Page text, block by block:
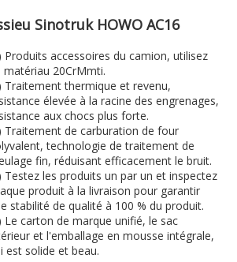
Sinotruk HOWO AC16
Produits accessoires du camion, utilisez
matériau 20CrMmti.
Traitement thermique et revenu,
élevée à la racine des engrenages,
aux chocs plus forte.
Traitement de carburation de four
technologie de traitement de
fin, réduisant efficacement le bruit.
Testez les produits un par un et inspectez
produit à la livraison pour garantir
stabilité de qualité à 100 % du produit.
Le carton de marque unifié, le sac
et l'emballage en mousse intégrale,
est solide et beau.